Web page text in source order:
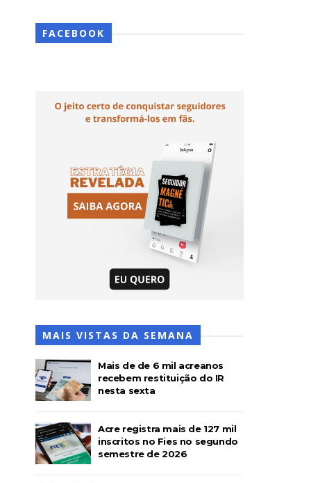
FACEBOOK
MAIS VISTAS DA SEMANA
Mais de de 6 mil acreanos
recebem restituição do IR
nesta sexta
Acre registra mais de 127 mil
inscritos no Fies no segundo
semestre de 2026